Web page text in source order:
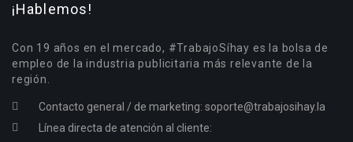
¡Hablemos!
Con 19 años en el mercado, #TrabajoSíhay es la bolsa de
empleo de la industria publicitaria más relevante de la
región.
Contacto general / de marketing: soporte@trabajosihay.la
Línea directa de atención al cliente: